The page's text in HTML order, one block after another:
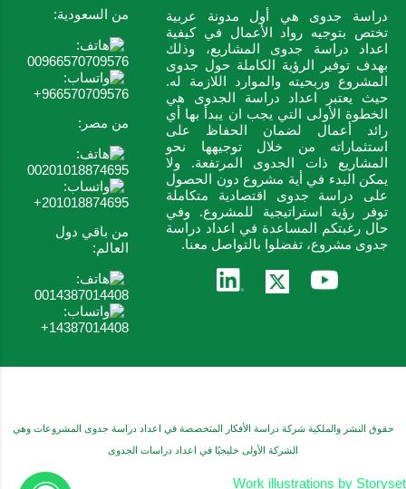
دراسة جدوى هي أول مدونة عربية
تختص بتوجيه رواد الأعمال في كيفية
اعداد دراسة جدوى المشاريع، وذلك
بهدف توفير الرؤية الكاملة حول جدوى
المشروع وربحيته والموارد اللازمة له.
حيث يعتبر اعداد دراسة الجدوى هي
الخطوة الأولى التي يجب ان يبدأ بها أي
رائد أعمال لضمان الحفاظ على
استثماراته من خلال توجيهها نحو
المشاريع ذات الجدوى المرتفعة. ولا
يمكن البدء في أية مشروع دون الحصول
على دراسة جدوى اقتصادية متكاملة
توفر رؤية استراتيجية للمشروع. وفي
حال رغبتكم المساعدة في اعداد دراسة
جدوى مشروع، تفضلوا بالتواصل معنا.
من السعودية:
00966570709576
966570709576+
من مصر:
00201018874695
201018874695+
من باقي دول
العالم:
0014387014408
14387014408+
حقوق النشر والملكية شركة دراسة الأفكار المتخصصة في اعداد دراسة جدوى المشروعات وهي
الشركة الأولى خليجيًا في اعداد دراسات الجدوى
Work illustrations by Storyset